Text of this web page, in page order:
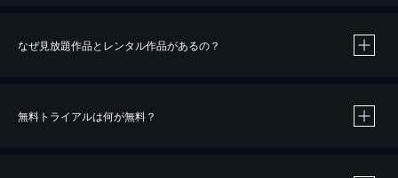
なぜ見放題作品とレンタル作品があるの？
無料トライアルは何が無料？